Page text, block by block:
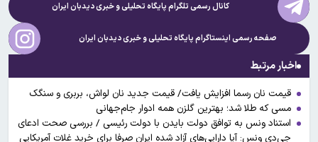
کانال رسمی تلگرام پایگاه تحلیلی و خبریدیدبان ایران
صفحه رسمی اینستاگرام پایگاه تحلیلی و خبریدیدبان ایران
اخبار مرتبط
قیمت نان رسما افزایش یافت/ قیمت جدید نان لواش، بربری و سنگک
مسی که طلا شد؛ بهترین گلزن همه ادوار جام‌جهانی
استناد ونس به توافق دولت بایدن با دولت رئیسی / بررسی صحت ادعای
جی‌دی ونس: آیا دارایی‌های آزاد شده ایران صرفا برای خرید غلات آمریکایی